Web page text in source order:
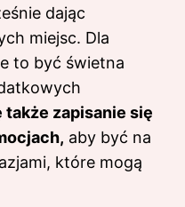
dając
miejsc. Dla
to być świetna
także zapisanie się
aby być na
które mogą